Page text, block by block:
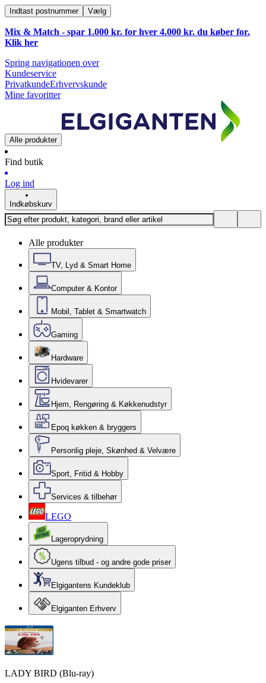
Indtast postnummer Vælg
Mix & Match - spar 1.000 kr. for hver 4.000 kr. du køber for.
Klik her
Spring navigationen over
Kundeservice
PrivatkundeErhvervskunde
Mine favoritter
Alle produkter
Find butik
Log ind
Indkøbskurv
Alle produkter
TV, Lyd & Smart Home
Computer & Kontor
Mobil, Tablet & Smartwatch
Gaming
Hardware
Hvidevarer
Hjem, Rengøring & Køkkenudstyr
Epoq køkken & bryggers
Personlig pleje, Skønhed & Velvære
Sport, Fritid & Hobby
Services & tilbehør
LEGO
Lageroprydning
Ugens tilbud - og andre gode priser
Elgigantens Kundeklub
Elgiganten Erhverv
LADY BIRD (Blu-ray)